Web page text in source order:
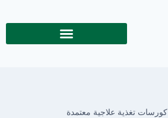
كورسات تغذية علاجية معتمدة